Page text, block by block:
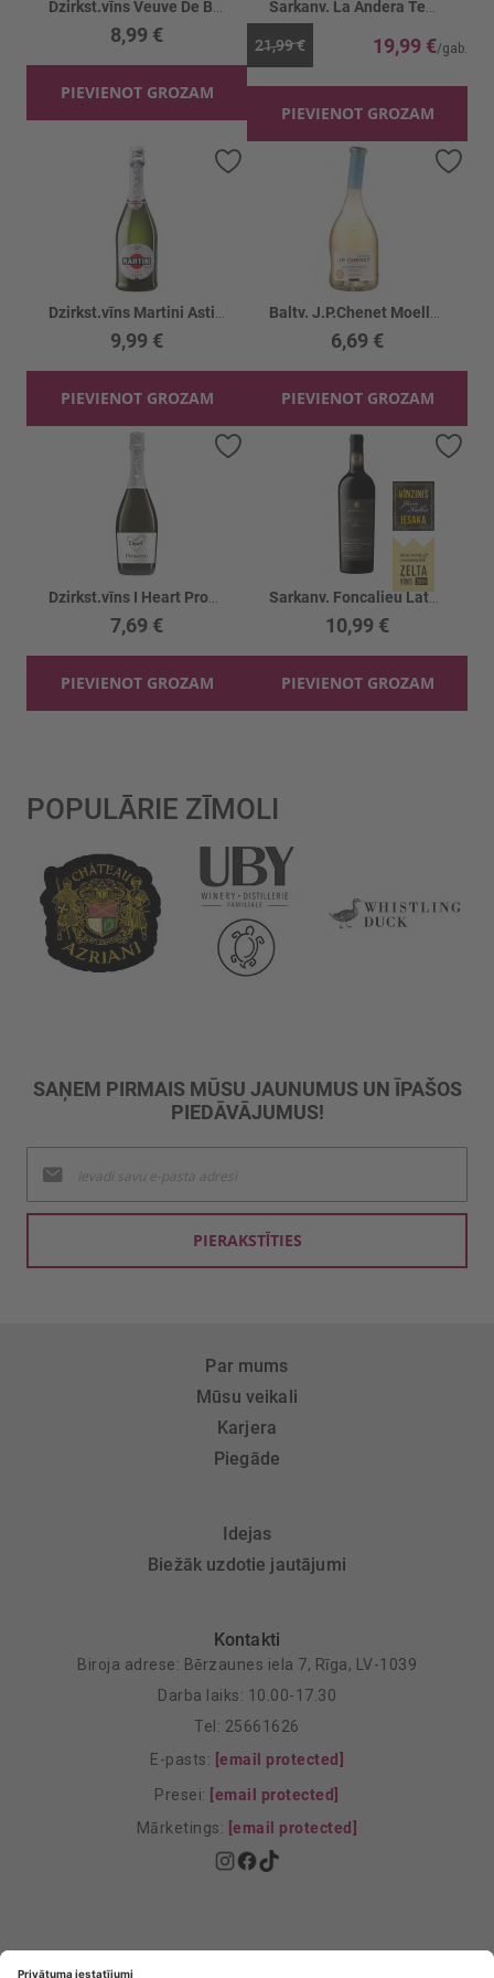
8,99 €
PIEVIENOT GROZAM
21,99 € 19,99 €
PIEVIENOT GROZAM
9,99 €
PIEVIENOT GROZAM
Pievienot vēlmju sarakstam
6,69 €
PIEVIENOT GROZAM
7,69 €
PIEVIENOT GROZAM
Pievienot vēlmju sarakstam
Sarkanv. Foncalieu Latoque 14%
10,99 €
PIEVIENOT GROZAM
POPULĀRIE ZĪMOLI
SAŅEM PIRMAIS MŪSU JAUNUMUS UN ĪPAŠOS
PIEDĀVĀJUMUS!
jaunumu
saņemšanai:
PIERAKSTĪTIES
Par mums
Mūsu veikali
Karjera
Piegāde
Idejas
Biežāk uzdotie jautājumi
Kontakti
Biroja adrese: Bērzaunes iela 7, Rīga, LV-1039
Darba laiks: 10.00-17.30
Tel: 25661626
E-pasts: [email protected]
Presei: [email protected]
Mārketings: [email protected]